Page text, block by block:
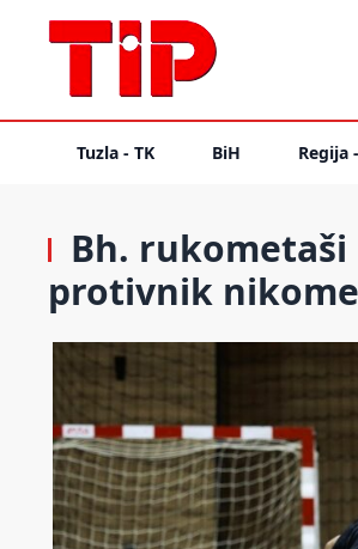
Tuzla - TK BiH Regija
Bh.
protivnik nikome